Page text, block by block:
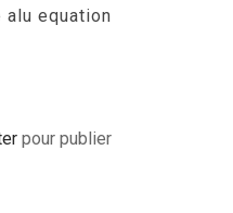
alu equation
pour publier